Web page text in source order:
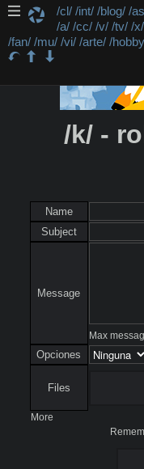
/cl/ /int/ /blog/ /
/a/ /cc/ /v/ /tv/ /x/
/fan/ /mu/ /vi/ /arte/ /
/k/ -
Name
Subject
Message
Max
Opciones
Files
More